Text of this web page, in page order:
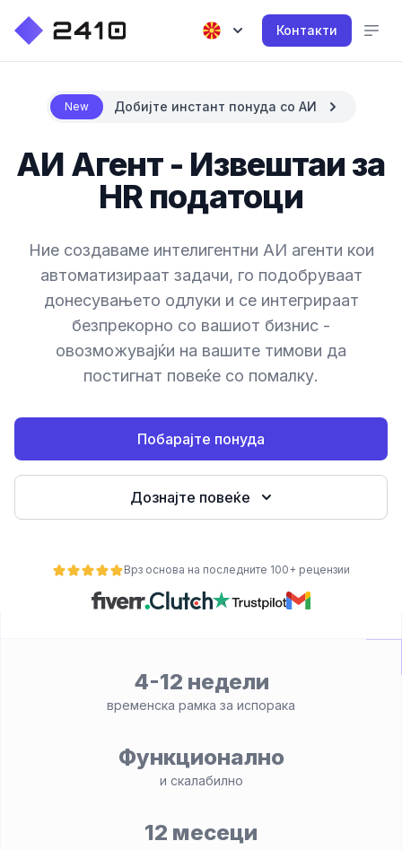
Контакти
New Добијте инстант понуда со АИ
АИ Агент - Извештаи за
HR податоци
Ние создаваме интелигентни АИ агенти кои
автоматизираат задачи, го подобруваат
донесувањето одлуки и се интегрираат
безпрекорно со вашиот бизнис -
овозможувајќи на вашите тимови да
постигнат повеќе со помалку.
Побарајте понуда
Дознајте повеќе
Врз основа на последните 100+ рецензии
4-12 недели
временска рамка за испорака
Функционално
и скалабилно
12 месеци